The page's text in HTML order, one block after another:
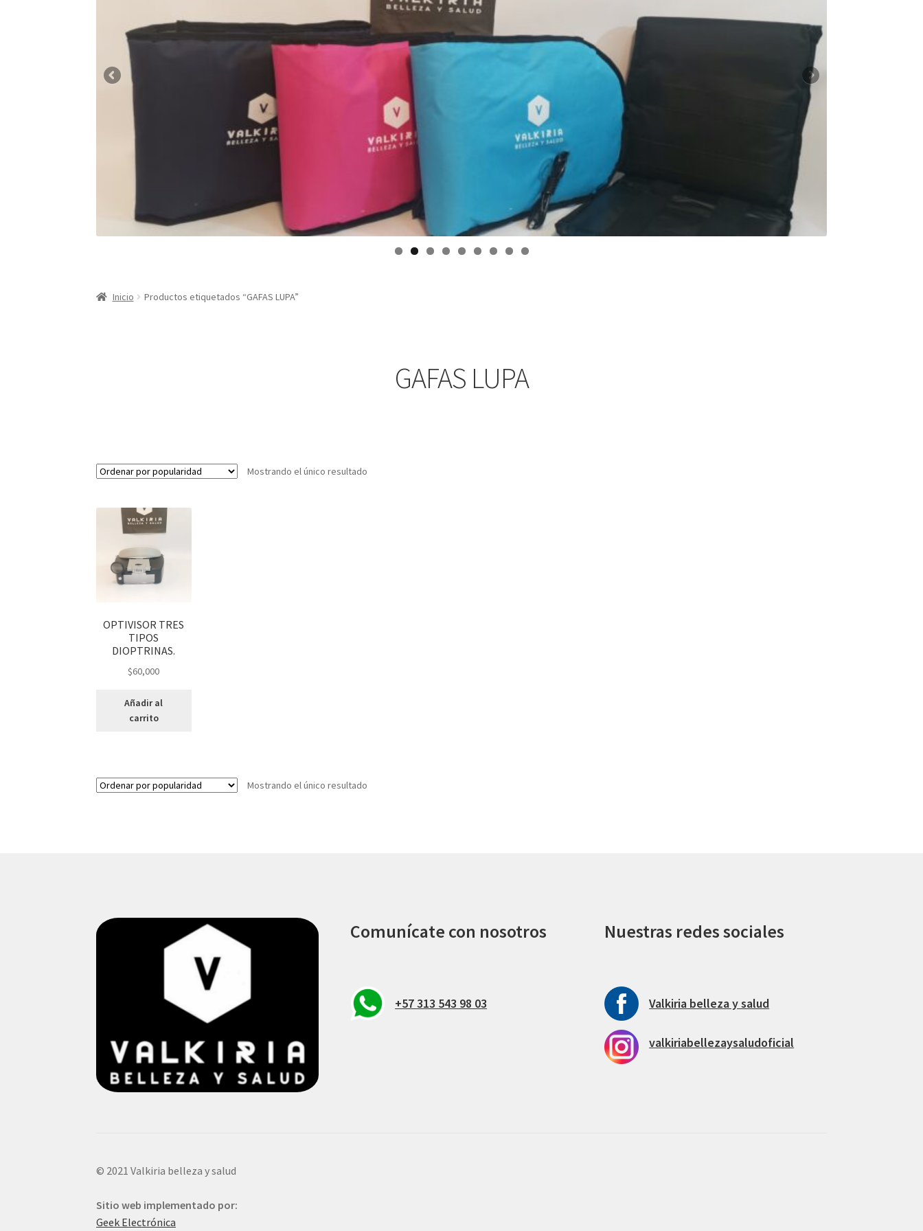
Inicio Productos etiquetados “GAFAS LUPA”
GAFAS LUPA
Mostrando el único resultado
OPTIVISOR TRES
TIPOS
DIOPTRINAS.
$60,000
Añadir al
carrito
Mostrando el único resultado
Comunícate con nosotros
+57 313 543 98 03
Nuestras redes sociales
Valkiria belleza y salud
valkiriabellezaysaludoficial
© 2021 Valkiria belleza y salud
Sitio web implementado por:
Geek Electrónica